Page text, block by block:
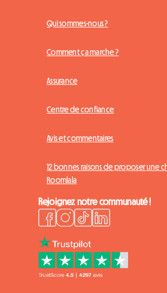
Qui sommes-nous ?
Comment ça marche ?
Assurance
Centre de confiance
Avis et commentaires
12 bonnes raisons de proposer une
Roomlala
Rejoignez notre communauté !